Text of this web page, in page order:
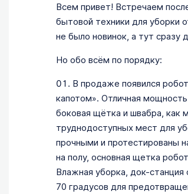
Всем привет! Встречаем
бытовой техники для уборки
не было новинок, а тут сразу
Но обо всём по порядку:
В продаже появился
капотом». Отличная
боковая щётка и швабра, как
труднодоступных мест для
прочными и протестированы
на полу, основная щетка
Влажная уборка, док-станция
70 градусов для